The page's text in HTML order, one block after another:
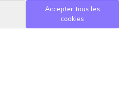
Accepter tous les
cookies